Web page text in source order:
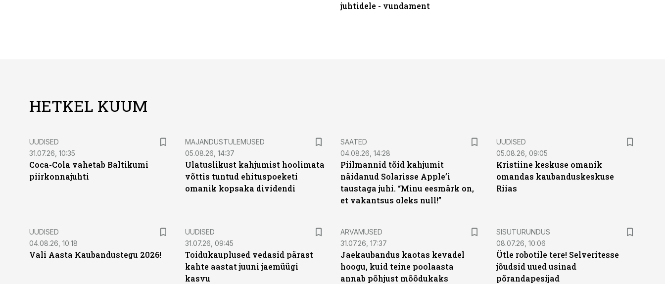
juhtidele - vundament
HETKEL KUUM
UUDISED
31.07.26, 10:35
Coca-Cola vahetab Baltikumi
piirkonnajuhti
MAJANDUSTULEMUSED
05.08.26, 14:37
Ulatuslikust kahjumist hoolimata
võttis tuntud ehituspoeketi
omanik kopsaka dividendi
SAATED
04.08.26, 14:28
Piilmannid tõid kahjumit
näidanud Solarisse Apple’i
taustaga juhi. “Minu eesmärk on,
et vakantsus oleks null!”
UUDISED
05.08.26, 09:05
Kristiine keskuse omanik
omandas kaubanduskeskuse
Riias
UUDISED
04.08.26, 10:18
Vali Aasta Kaubandustegu 2026!
UUDISED
31.07.26, 09:45
Toidukauplused vedasid pärast
kahte aastat juuni jaemüügi
kasvu
ARVAMUSED
31.07.26, 17:37
Jaekaubandus kaotas kevadel
hoogu, kuid teine poolaasta
annab põhjust mõõdukaks
ST
SISUTURUNDUS
08.07.26, 10:06
Ütle robotile tere! Selveritesse
jõudsid uued usinad
põrandapesijad